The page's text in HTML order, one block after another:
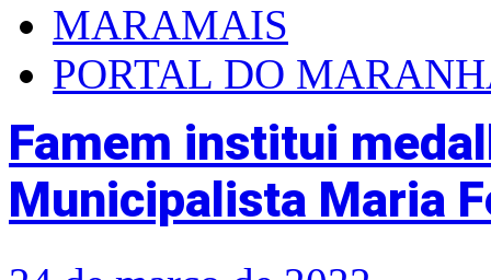
MARAMAIS
PORTAL DO
Famem institui
Municipalista Maria